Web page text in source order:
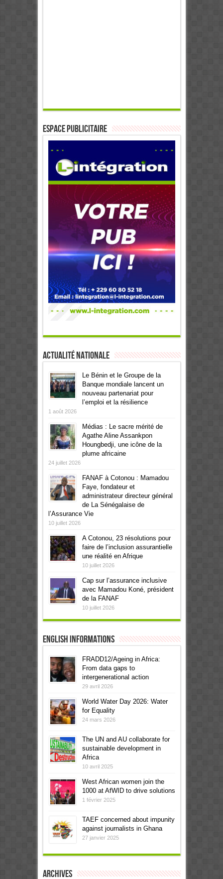
ESPACE PUBLICITAIRE
Actualité Nationale
Le Bénin et le Groupe de la
Banque mondiale lancent un
nouveau partenariat pour
l’emploi et la résilience
1 août 2026
Médias : Le sacre mérité de
Agathe Aline Assankpon
Houngbedji, une icône de la
plume africaine
24 juillet 2026
FANAF à Cotonou : Mamadou
Faye, fondateur et
administrateur directeur général
de La Sénégalaise de
l’Assurance Vie
10 juillet 2026
A Cotonou, 23 résolutions pour
faire de l’inclusion assurantielle
une réalité en Afrique
10 juillet 2026
Cap sur l’assurance inclusive
avec Mamadou Koné, président
de la FANAF
10 juillet 2026
English informations
FRADD12/Ageing in Africa:
From data gaps to
intergenerational action
29 avril 2026
World Water Day 2026: Water
for Equality
24 mars 2026
The UN and AU collaborate for
sustainable development in
Africa
10 avril 2025
West African women join the
1000 at AfWID to drive solutions
1 février 2025
TAEF concerned about impunity
against journalists in Ghana
27 janvier 2025
Archives